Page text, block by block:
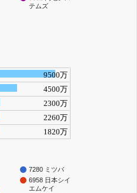
テムズ
9500万
4500万
2300万
2260万
1820万
7280 ミツバ
6958 日本シイ
エムケイ